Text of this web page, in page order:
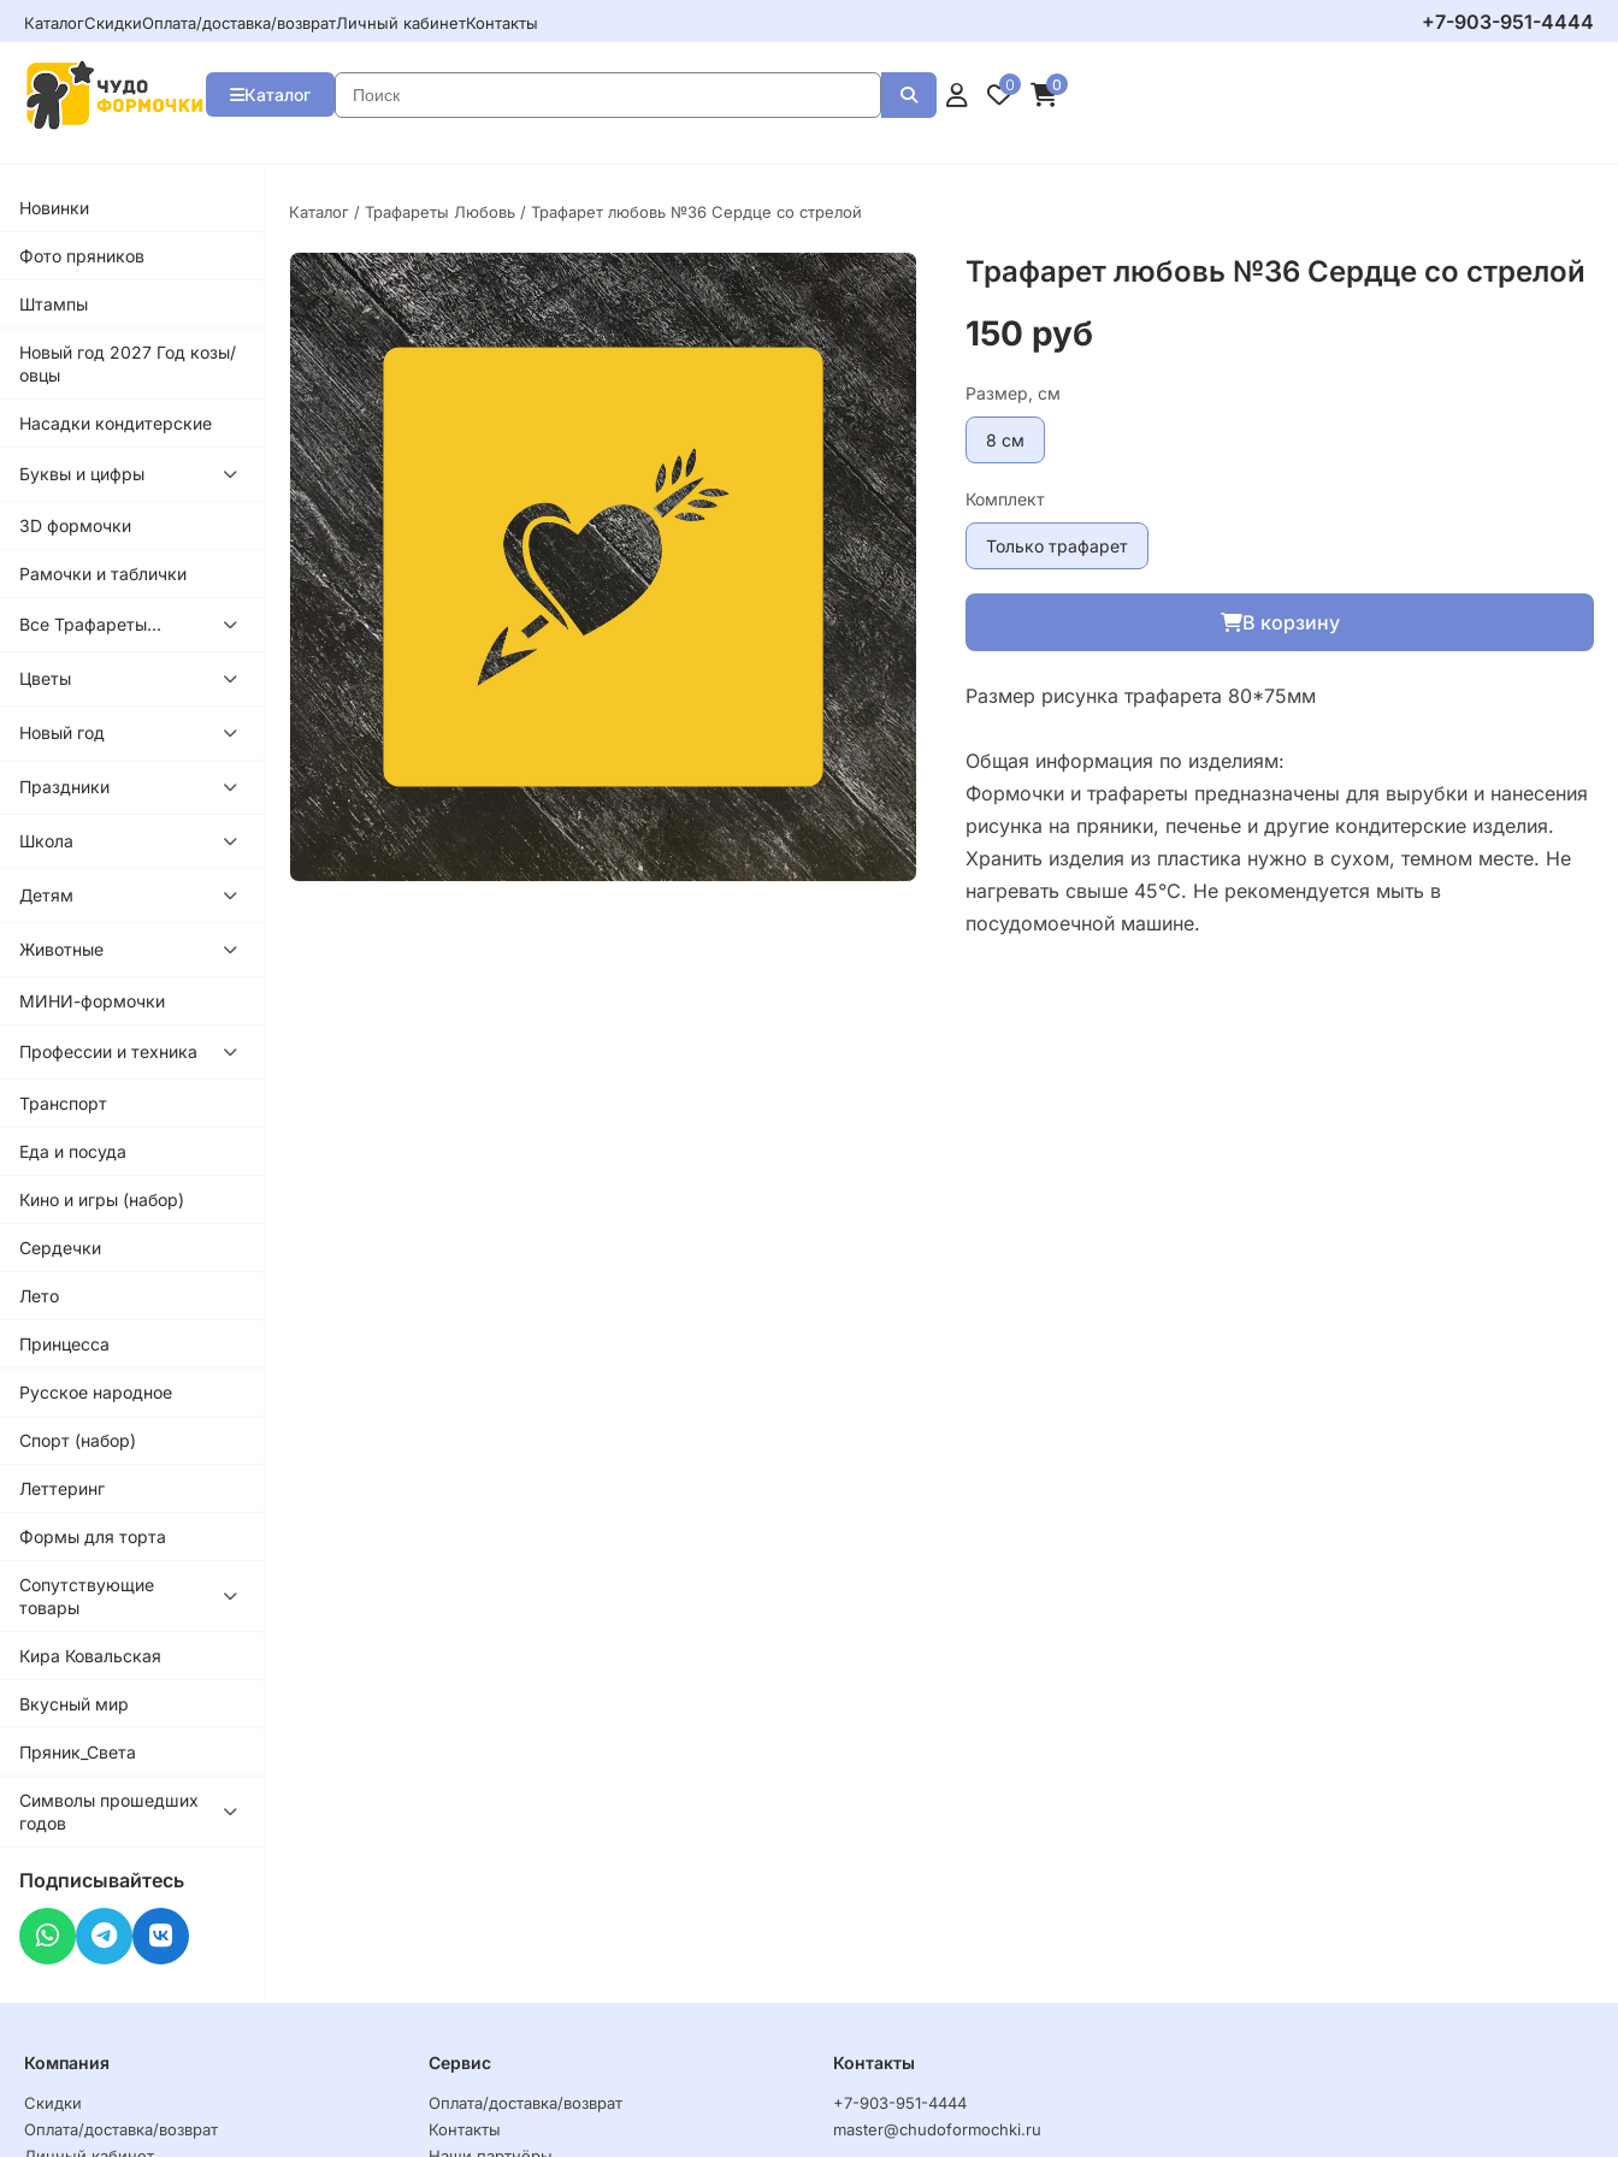
КаталогСкидкиОплата/доставка/возвратЛичный кабинетКонтакты +7-903-951-4444
Каталог
0 0
Новинки
Фото пряников
Штампы
Новый год 2027 Год козы/
овцы
Насадки кондитерские
Буквы и цифры
3D формочки
Рамочки и таблички
Все Трафареты...
Цветы
Новый год
Праздники
Школа
Детям
Животные
МИНИ-формочки
Профессии и техника
Транспорт
Еда и посуда
Кино и игры (набор)
Сердечки
Лето
Принцесса
Русское народное
Спорт (набор)
Леттеринг
Формы для торта
Сопутствующие
товары
Кира Ковальская
Вкусный мир
Пряник_Света
Символы прошедших
годов
Подписывайтесь
Каталог / Трафареты Любовь / Трафарет любовь №36 Сердце со стрелой
Трафарет любовь №36 Сердце со стрелой
150 руб
Размер, см
8 см
Комплект
Только трафарет
В корзину
Размер рисунка трафарета 80*75мм
Общая информация по изделиям:
Формочки и трафареты предназначены для вырубки и нанесения
рисунка на пряники, печенье и другие кондитерские изделия.
Хранить изделия из пластика нужно в сухом, темном месте. Не
нагревать свыше 45°С. Не рекомендуется мыть в
посудомоечной машине.
Компания
Скидки
Оплата/доставка/возврат
Сервис
Оплата/доставка/возврат
Контакты
Контакты
+7-903-951-4444
master@chudoformochki.ru